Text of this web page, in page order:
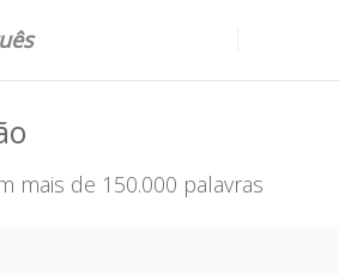
mais de 150.000 palavras